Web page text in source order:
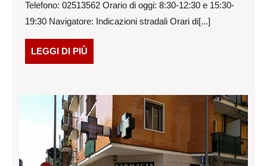
MILANESE
Telefono: 02513562 Orario di oggi: 8:30-12:30 e 15:30-
19:30 Navigatore: Indicazioni stradali Orari di[...]
LEGGI DI PIÙ
DI